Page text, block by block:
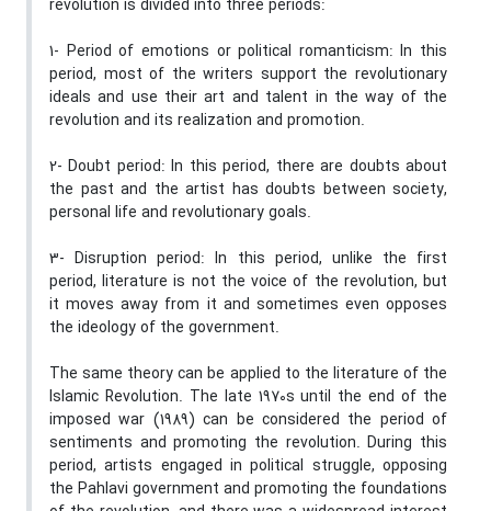
revolution is divided into three periods:
1- Period of emotions or political romanticism: In this
period, most of the writers support the revolutionary
ideals and use their art and talent in the way of the
revolution and its realization and promotion.
2- Doubt period: In this period, there are doubts about
the past and the artist has doubts between society,
personal life and revolutionary goals.
3- Disruption period: In this period, unlike the first
period, literature is not the voice of the revolution, but
it moves away from it and sometimes even opposes
the ideology of the government.
The same theory can be applied to the literature of the
Islamic Revolution. The late 1970s until the end of the
imposed war (1989) can be considered the period of
sentiments and promoting the revolution. During this
period, artists engaged in political struggle, opposing
the Pahlavi government and promoting the foundations